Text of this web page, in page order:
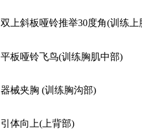
双上斜板哑铃推举30度角(训练上
平板哑铃飞鸟(训练胸肌中部)
器械夹胸 (训练胸沟部)
引体向上(上背部)